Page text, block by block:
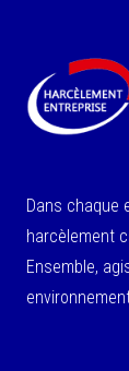
Dans chaque
harcèlement
Ensemble,